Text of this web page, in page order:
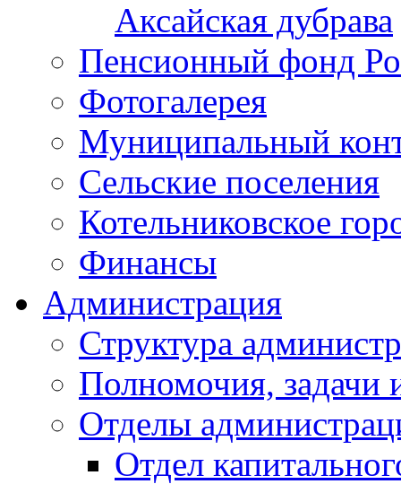
Аксайская дубрава
Пенсионный фонд
Фотогалерея
Муниципальный
Сельские поселения
Котельниковское
Финансы
Администрация
Структура
Полномочия, задачи
Отделы
Отдел